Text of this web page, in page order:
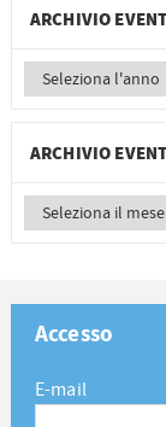
ARCHIVIO
ARCHIVIO
Accesso
E-mail